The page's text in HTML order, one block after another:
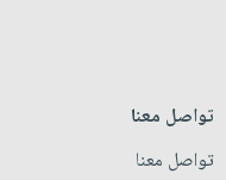
تواصل معنا
تواصل معنا